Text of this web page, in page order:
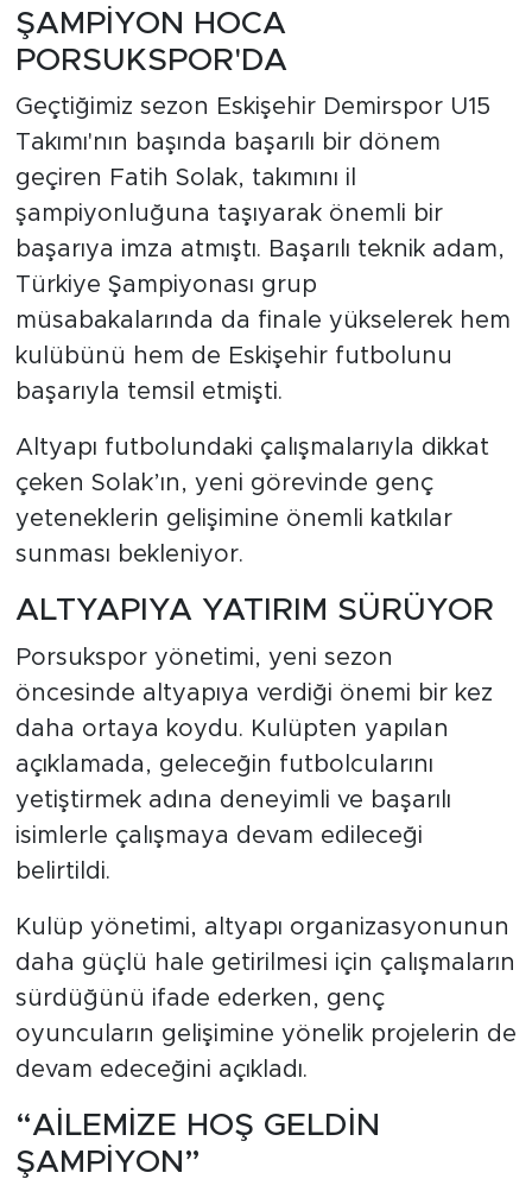
ŞAMPİYON HOCA
PORSUKSPOR'DA
Geçtiğimiz sezon Eskişehir Demirspor U15
Takımı'nın başında başarılı bir dönem
geçiren Fatih Solak, takımını il
şampiyonluğuna taşıyarak önemli bir
başarıya imza atmıştı. Başarılı teknik adam,
Türkiye Şampiyonası grup
müsabakalarında da finale yükselerek hem
kulübünü hem de Eskişehir futbolunu
başarıyla temsil etmişti.
Altyapı futbolundaki çalışmalarıyla dikkat
çeken Solak’ın, yeni görevinde genç
yeteneklerin gelişimine önemli katkılar
sunması bekleniyor.
ALTYAPIYA YATIRIM SÜRÜYOR
Porsukspor yönetimi, yeni sezon
öncesinde altyapıya verdiği önemi bir kez
daha ortaya koydu. Kulüpten yapılan
açıklamada, geleceğin futbolcularını
yetiştirmek adına deneyimli ve başarılı
isimlerle çalışmaya devam edileceği
belirtildi.
Kulüp yönetimi, altyapı organizasyonunun
daha güçlü hale getirilmesi için çalışmaların
sürdüğünü ifade ederken, genç
oyuncuların gelişimine yönelik projelerin de
devam edeceğini açıkladı.
“AİLEMİZE HOŞ GELDİN
ŞAMPİYON”